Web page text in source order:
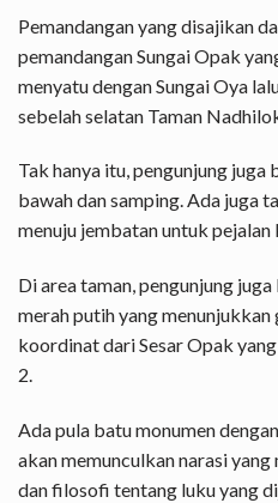
Pemandangan yang disajikan
pemandangan Sungai Opak
menyatu dengan Sungai Oya
sebelah selatan Taman
Tak hanya itu, pengunjung
bawah dan samping. Ada juga
menuju jembatan untuk pejalan
Di area taman, pengunjung
merah putih yang menunjukkan
koordinat dari Sesar Opak
2.
Ada pula batu monumen
akan memunculkan narasi
dan filosofi tentang luku yang